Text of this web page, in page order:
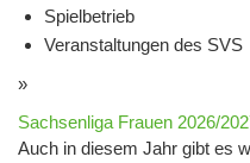
Spielbetrieb
Veranstaltungen des SVS
»
Sachsenliga Frauen 2026/
Auch in diesem Jahr gibt es